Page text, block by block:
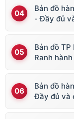
Bản đồ
- Đầy đủ
Bản đồ
Ranh
Bản đồ
Đầy đủ và